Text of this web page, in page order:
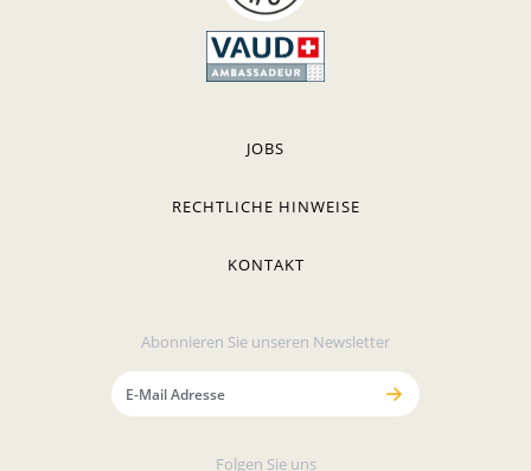
JOBS
RECHTLICHE HINWEISE
KONTAKT
Abonnieren Sie unseren Newsletter
Folgen Sie uns